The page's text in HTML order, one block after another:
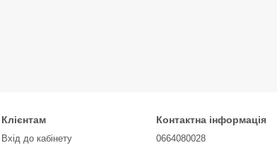
Клієнтам
Вхід до кабінету
Контактна інформація
0664080028